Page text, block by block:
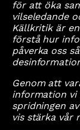
för att öka
vilseledande
Källkritik är
förstå hur
påverka oss
Genom att
information vi
spridningen
vis stärka vår